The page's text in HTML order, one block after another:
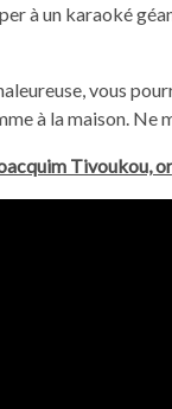
à un karaoké
vous
à la maison. Ne
Tivoukou,